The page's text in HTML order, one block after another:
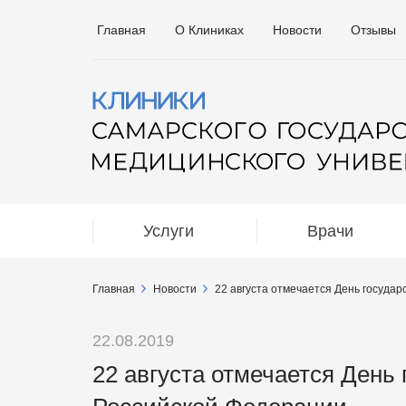
Главная О Клиниках Новости Отзывы
Услуги Врачи
Главная Новости 22 августа отмечается День
22.08.2019
22 августа отмечается День